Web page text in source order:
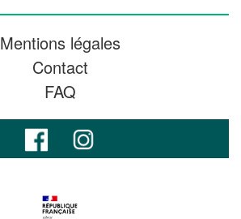
Mentions légales
Contact
FAQ